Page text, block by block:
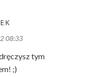
08:33
tym
;)